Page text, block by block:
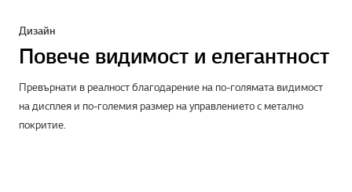
Дизайн
Повече видимост и елегантност
Превърнати в реалност благодарение на по-голямата видимост
на дисплея и по-големия размер на управлението с метално
покритие.